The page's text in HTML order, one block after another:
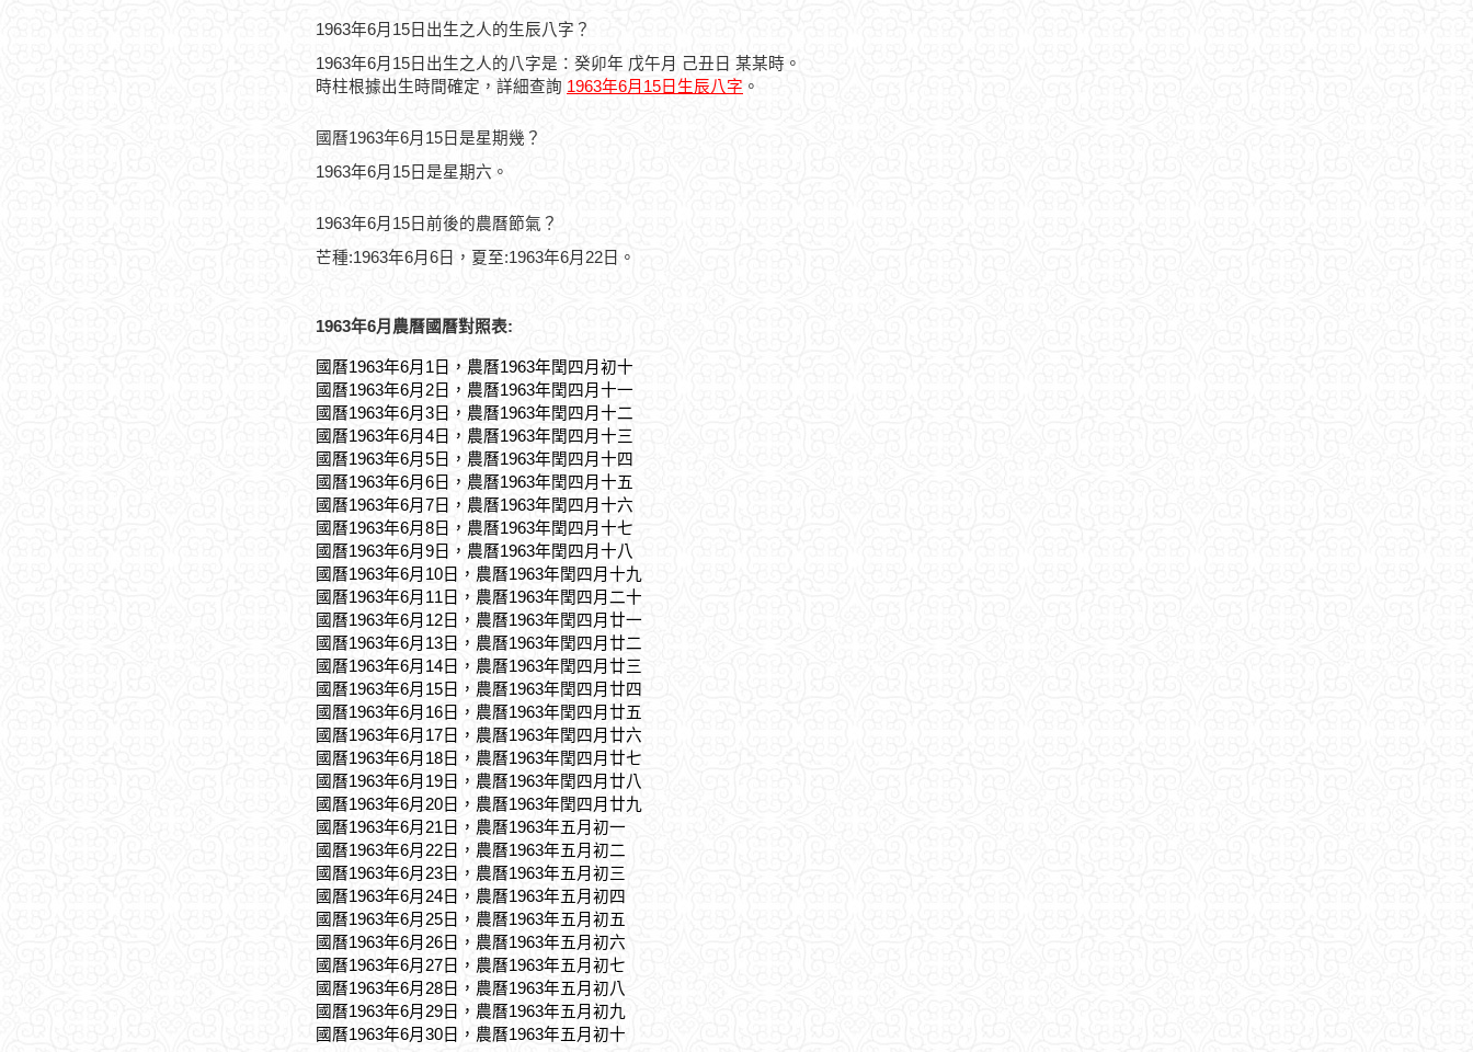
1963年6月15日出生之人的生辰八字？
1963年6月15日出生之人的八字是：癸卯年 戊午月 己丑日 某某時。
時柱根據出生時間確定，詳細查詢 1963年6月15日生辰八字 。
國曆1963年6月15日是星期幾？
1963年6月15日是星期六。
1963年6月15日前後的農曆節氣？
芒種:1963年6月6日，夏至:1963年6月22日。
1963年6月農曆國曆對照表:
國曆1963年6月1日，農曆1963年閏四月初十
國曆1963年6月2日，農曆1963年閏四月十一
國曆1963年6月3日，農曆1963年閏四月十二
國曆1963年6月4日，農曆1963年閏四月十三
國曆1963年6月5日，農曆1963年閏四月十四
國曆1963年6月6日，農曆1963年閏四月十五
國曆1963年6月7日，農曆1963年閏四月十六
國曆1963年6月8日，農曆1963年閏四月十七
國曆1963年6月9日，農曆1963年閏四月十八
國曆1963年6月10日，農曆1963年閏四月十九
國曆1963年6月11日，農曆1963年閏四月二十
國曆1963年6月12日，農曆1963年閏四月廿一
國曆1963年6月13日，農曆1963年閏四月廿二
國曆1963年6月14日，農曆1963年閏四月廿三
國曆1963年6月15日，農曆1963年閏四月廿四
國曆1963年6月16日，農曆1963年閏四月廿五
國曆1963年6月17日，農曆1963年閏四月廿六
國曆1963年6月18日，農曆1963年閏四月廿七
國曆1963年6月19日，農曆1963年閏四月廿八
國曆1963年6月20日，農曆1963年閏四月廿九
國曆1963年6月21日，農曆1963年五月初一
國曆1963年6月22日，農曆1963年五月初二
國曆1963年6月23日，農曆1963年五月初三
國曆1963年6月24日，農曆1963年五月初四
國曆1963年6月25日，農曆1963年五月初五
國曆1963年6月26日，農曆1963年五月初六
國曆1963年6月27日，農曆1963年五月初七
國曆1963年6月28日，農曆1963年五月初八
國曆1963年6月29日，農曆1963年五月初九
國曆1963年6月30日，農曆1963年五月初十